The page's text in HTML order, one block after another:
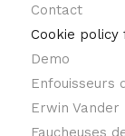
Contact
Cookie policy
Demo
Erwin Vander
Faucheuses